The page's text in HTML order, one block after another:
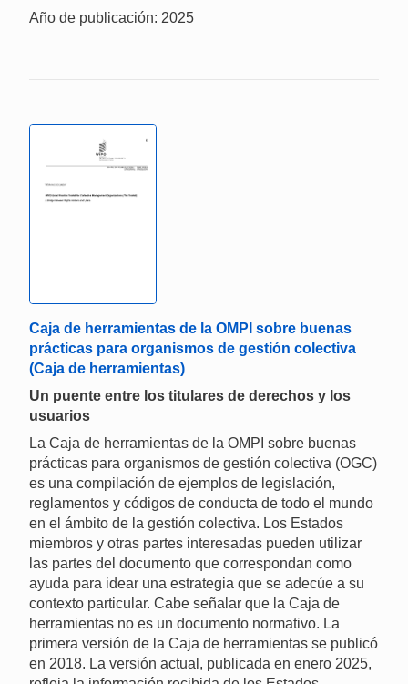
Año de publicación: 2025
Caja de herramientas de la OMPI sobre buenas
prácticas para organismos de gestión colectiva
(Caja de herramientas)
Un puente entre los titulares de derechos y los
usuarios
La Caja de herramientas de la OMPI sobre buenas
prácticas para organismos de gestión colectiva (OGC)
es una compilación de ejemplos de legislación,
reglamentos y códigos de conducta de todo el mundo
en el ámbito de la gestión colectiva. Los Estados
miembros y otras partes interesadas pueden utilizar
las partes del documento que correspondan como
ayuda para idear una estrategia que se adecúe a su
contexto particular. Cabe señalar que la Caja de
herramientas no es un documento normativo. La
primera versión de la Caja de herramientas se publicó
en 2018. La versión actual, publicada en enero 2025,